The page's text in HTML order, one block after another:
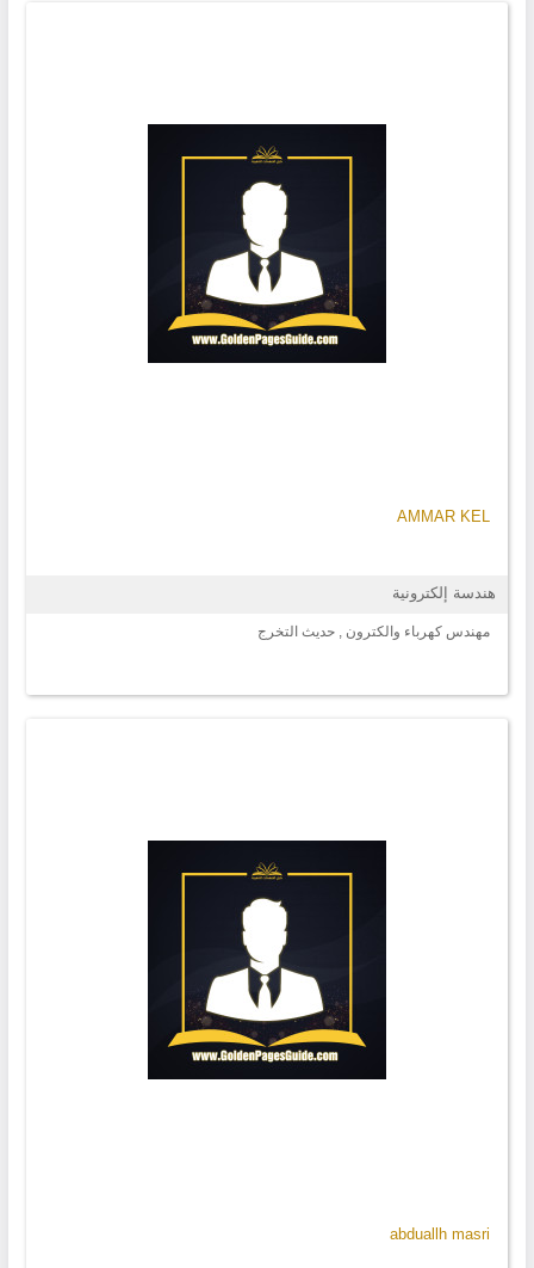
AMMAR KEL
هندسة إلكترونية
مهندس كهرباء والكترون , حديث التخرج
abduallh masri